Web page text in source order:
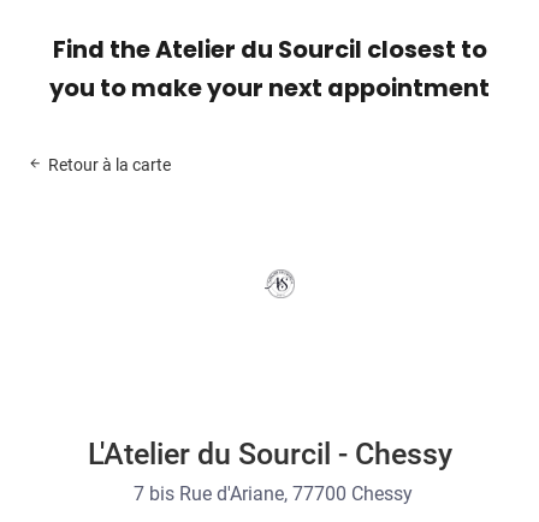
Find the Atelier du Sourcil closest to
you to make your next appointment
Retour à la carte
L'Atelier du Sourcil - Chessy
7 bis Rue d'Ariane, 77700 Chessy